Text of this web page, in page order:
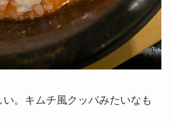
。キムチ風クッパみたいなも